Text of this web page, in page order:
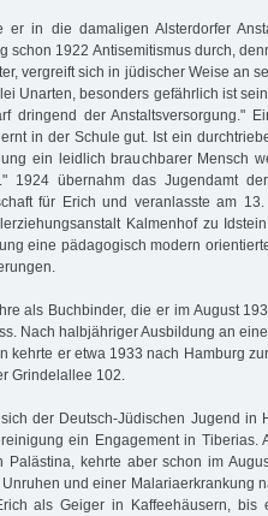
in die damaligen Alsterdorfer
schon 1922 Antisemitismus durch,
vergreift sich in jüdischer Weise an
Unarten, besonders gefährlich ist
dringend der Anstaltsversorgung."
in der Schule gut. Ist ein
ein leidlich brauchbarer Mensch
1924 übernahm das Jugendamt
für Erich und veranlasste am
Kalmenhof zu
eine pädagogisch modern
als Buchbinder, die er im August
Nach halbjähriger Ausbildung an
kehrte er etwa 1933 nach Hamburg
Grindelallee 102.
der Deutsch-Jüdischen Jugend in
ein Engagement in Tiberias.
Palästina, kehrte aber schon im
und einer Malariaerkrankung
als Geiger in Kaffeehäusern, bis